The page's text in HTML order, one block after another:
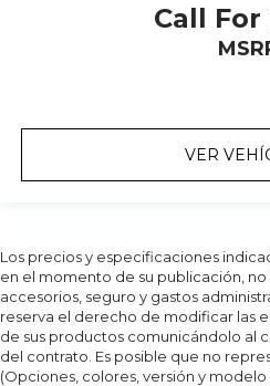
Call For
VER
Los precios y especificaciones
en el momento de su publicación, no
accesorios, seguro y gastos
reserva el derecho de modificar las
de sus productos comunicándolo al
del contrato. Es posible que no
(Opciones, colores, versión y modelo